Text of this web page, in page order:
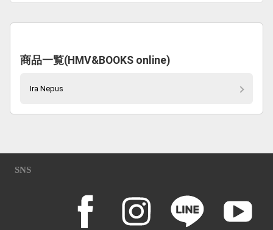
商品一覧(HMV&BOOKS online)
Ira Nepus
SNS